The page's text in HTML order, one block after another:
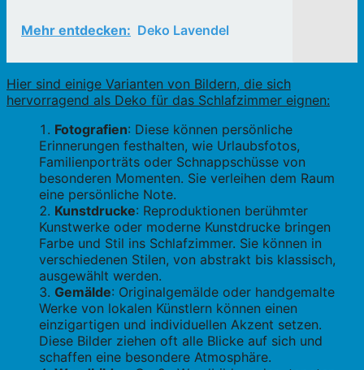
Mehr entdecken: Deko Lavendel
Hier sind einige Varianten von Bildern, die sich
hervorragend als Deko für das Schlafzimmer eignen:
Fotografien: Diese können persönliche
Erinnerungen festhalten, wie Urlaubsfotos,
Familienporträts oder Schnappschüsse von
besonderen Momenten. Sie verleihen dem Raum
eine persönliche Note.
Kunstdrucke: Reproduktionen berühmter
Kunstwerke oder moderne Kunstdrucke bringen
Farbe und Stil ins Schlafzimmer. Sie können in
verschiedenen Stilen, von abstrakt bis klassisch,
ausgewählt werden.
Gemälde: Originalgemälde oder handgemalte
Werke von lokalen Künstlern können einen
einzigartigen und individuellen Akzent setzen.
Diese Bilder ziehen oft alle Blicke auf sich und
schaffen eine besondere Atmosphäre.